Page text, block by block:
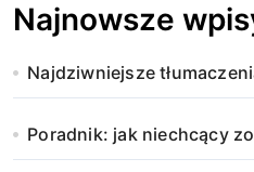
Najnowsze
Najdziwniejsze
Poradnik: jak niechcący